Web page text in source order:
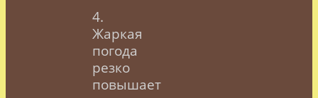
4.
Жаркая
погода
резко
повышает